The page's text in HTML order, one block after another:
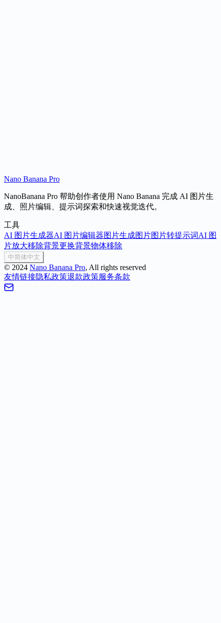
Nano Banana Pro
NanoBanana Pro 帮助创作者使用 Nano Banana 完成 AI 图片生
成、照片编辑、提示词探索和快速视觉迭代。
工具
AI 图片生成器AI 图片编辑器图片生成图片图片转提示词AI 图
片放大移除背景更换背景物体移除
中 简体中文
© 2024 Nano Banana Pro, All rights reserved
友情链接隐私政策退款政策服务条款